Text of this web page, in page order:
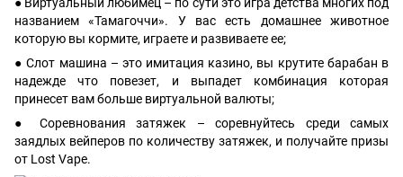
названием «Тамагоччи». У вас есть домашнее животное
которую вы кормите, играете и развиваете ее;
● Слот машина – это имитация казино, вы крутите барабан в
надежде что повезет, и выпадет комбинация которая
принесет вам больше виртуальной валюты;
● Соревнования затяжек – соревнуйтесь среди самых
заядлых вейперов по количеству затяжек, и получайте призы
от Lost Vape.